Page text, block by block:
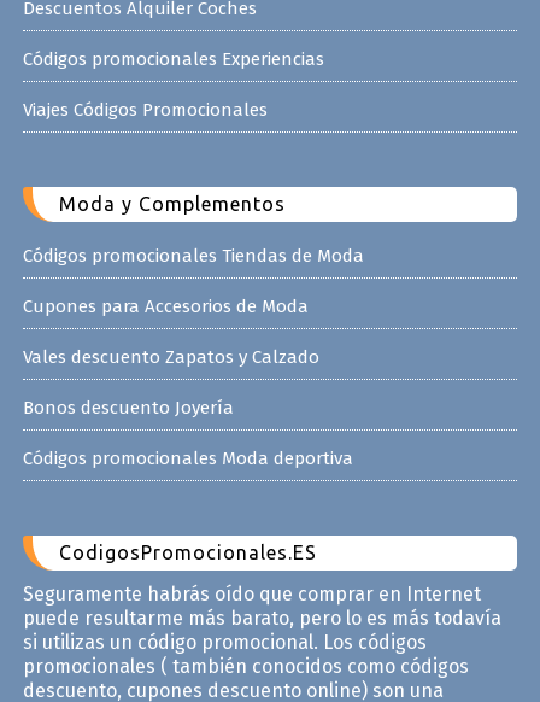
Descuentos Alquiler Coches
Códigos promocionales Experiencias
Viajes Códigos Promocionales
Moda y Complementos
Códigos promocionales Tiendas de Moda
Cupones para Accesorios de Moda
Vales descuento Zapatos y Calzado
Bonos descuento Joyería
Códigos promocionales Moda deportiva
CodigosPromocionales.ES
Seguramente habrás oído que comprar en Internet
puede resultarme más barato, pero lo es más todavía
si utilizas un código promocional. Los códigos
promocionales ( también conocidos como códigos
descuento, cupones descuento online) son una